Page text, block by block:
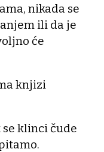
nikada se
ili da je
će
knjizi
klinci čude